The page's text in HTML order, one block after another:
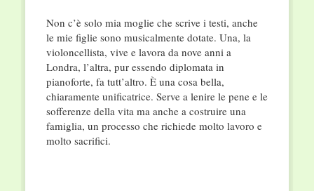
Non c’è solo mia moglie che scrive i testi, anche
le mie figlie sono musicalmente dotate. Una, la
violoncellista, vive e lavora da nove anni a
Londra, l’altra, pur essendo diplomata in
pianoforte, fa tutt’altro. È una cosa bella,
chiaramente unificatrice. Serve a lenire le pene e le
sofferenze della vita ma anche a costruire una
famiglia, un processo che richiede molto lavoro e
molto sacrifici.